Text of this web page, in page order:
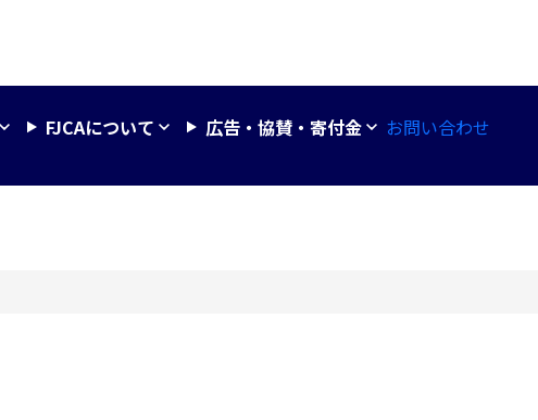
FJCAについて 広告・協賛・寄付金 お問い合わせ